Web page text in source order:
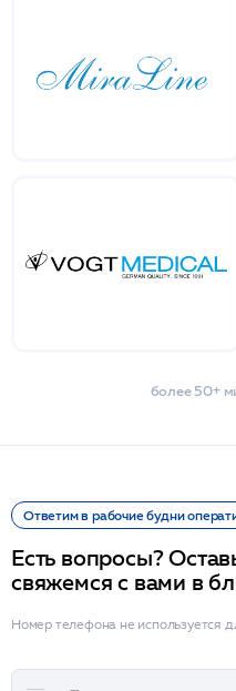
более 50+
Ответим в рабочие будни
Есть вопросы?
свяжемся с вами в
Номер телефона не используется